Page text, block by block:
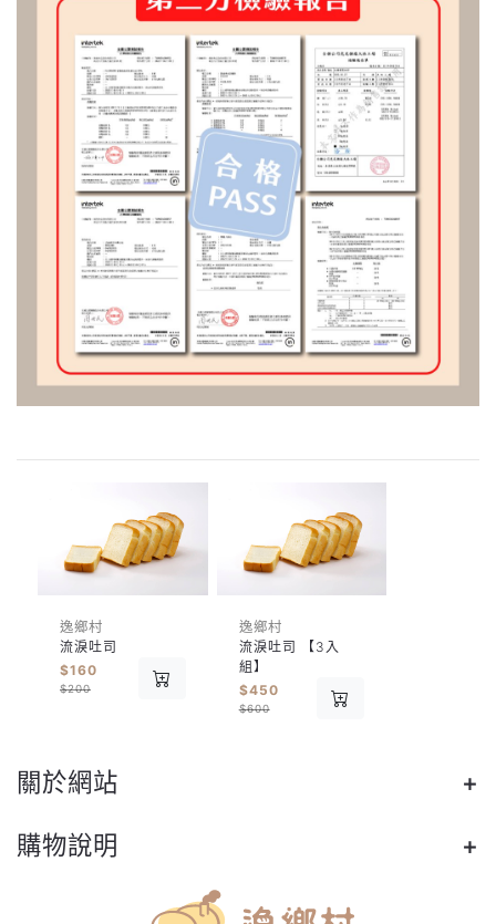
逸鄉村
流淚吐司
$160
$200
逸鄉村
流淚吐司 【3入
組】
$450
$600
關於網站
購物說明